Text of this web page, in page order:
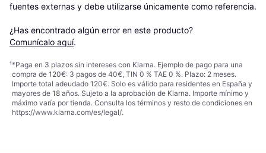
fuentes externas y debe utilizarse únicamente como referencia.
¿Has encontrado algún error en este producto?
Comunícalo aquí.
¹*Paga en 3 plazos sin intereses con Klarna. Ejemplo de pago para una
compra de 120€: 3 pagos de 40€, TIN 0 % TAE 0 %. Plazo: 2 meses.
Importe total adeudado 120€. Solo es válido para residentes en España y
mayores de 18 años. Sujeto a la aprobación de Klarna. Importe mínimo y
máximo varía por tienda. Consulta los términos y resto de condiciones en
https://www.klarna.com/es/legal/.